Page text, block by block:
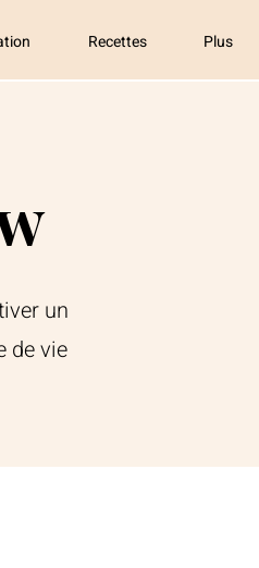
Recettes Plus
un
de vie